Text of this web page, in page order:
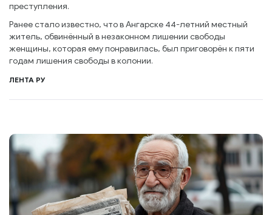
преступления.
Ранее стало известно, что в Ангарске 44-летний местный
житель, обвинённый в незаконном лишении свободы
женщины, которая ему понравилась, был приговорён к пяти
годам лишения свободы в колонии.
ЛЕНТА РУ